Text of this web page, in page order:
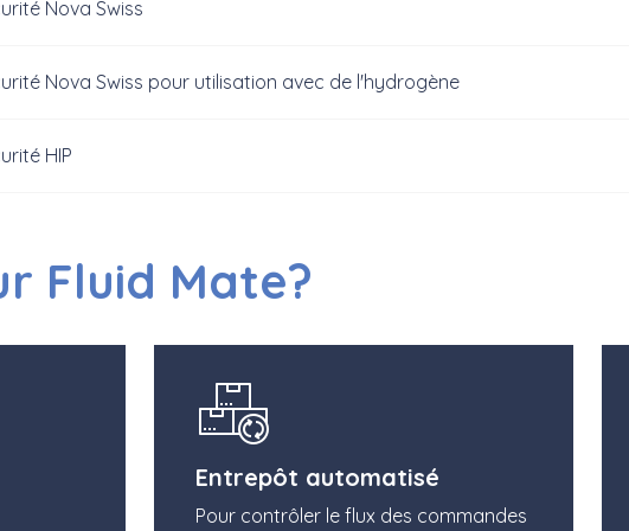
Nova Swiss
Nova Swiss pour utilisation avec de l'hydrogène
HIP
Fluid Mate?
Entrepôt automatisé
Pour contrôler le flux des commandes